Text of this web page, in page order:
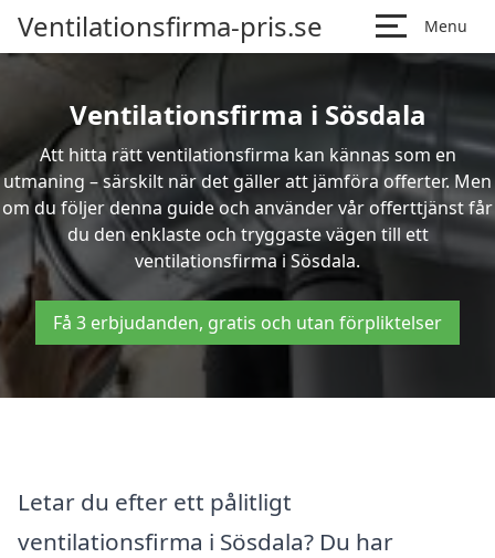
Ventilationsfirma-pris.se Menu
Ventilationsfirma i Sösdala
Att hitta rätt ventilationsfirma kan kännas som en
utmaning – särskilt när det gäller att jämföra offerter. Men
om du följer denna guide och använder vår offerttjänst får
du den enklaste och tryggaste vägen till ett
ventilationsfirma i Sösdala.
Få 3 erbjudanden, gratis och utan förpliktelser
Letar du efter ett pålitligt
ventilationsfirma i Sösdala? Du har